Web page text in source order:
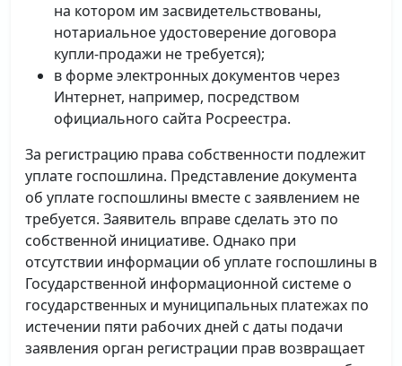
на котором им засвидетельствованы,
нотариальное удостоверение договора
купли-продажи не требуется);
в форме электронных документов через
Интернет, например, посредством
официального сайта Росреестра.
За регистрацию права собственности подлежит
уплате госпошлина. Представление документа
об уплате госпошлины вместе с заявлением не
требуется. Заявитель вправе сделать это по
собственной инициативе. Однако при
отсутствии информации об уплате госпошлины в
Государственной информационной системе о
государственных и муниципальных платежах по
истечении пяти рабочих дней с даты подачи
заявления орган регистрации прав возвращает